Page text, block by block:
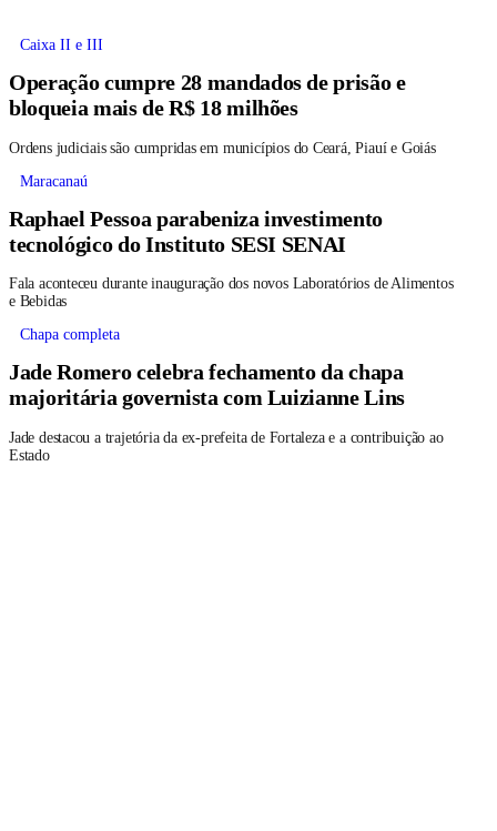
Caixa II e III
Operação cumpre 28 mandados de prisão e
bloqueia mais de R$ 18 milhões
Ordens judiciais são cumpridas em municípios do Ceará, Piauí e Goiás
Maracanaú
Raphael Pessoa parabeniza investimento
tecnológico do Instituto SESI SENAI
Fala aconteceu durante inauguração dos novos Laboratórios de Alimentos
e Bebidas
Chapa completa
Jade Romero celebra fechamento da chapa
majoritária governista com Luizianne Lins
Jade destacou a trajetória da ex-prefeita de Fortaleza e a contribuição ao
Estado